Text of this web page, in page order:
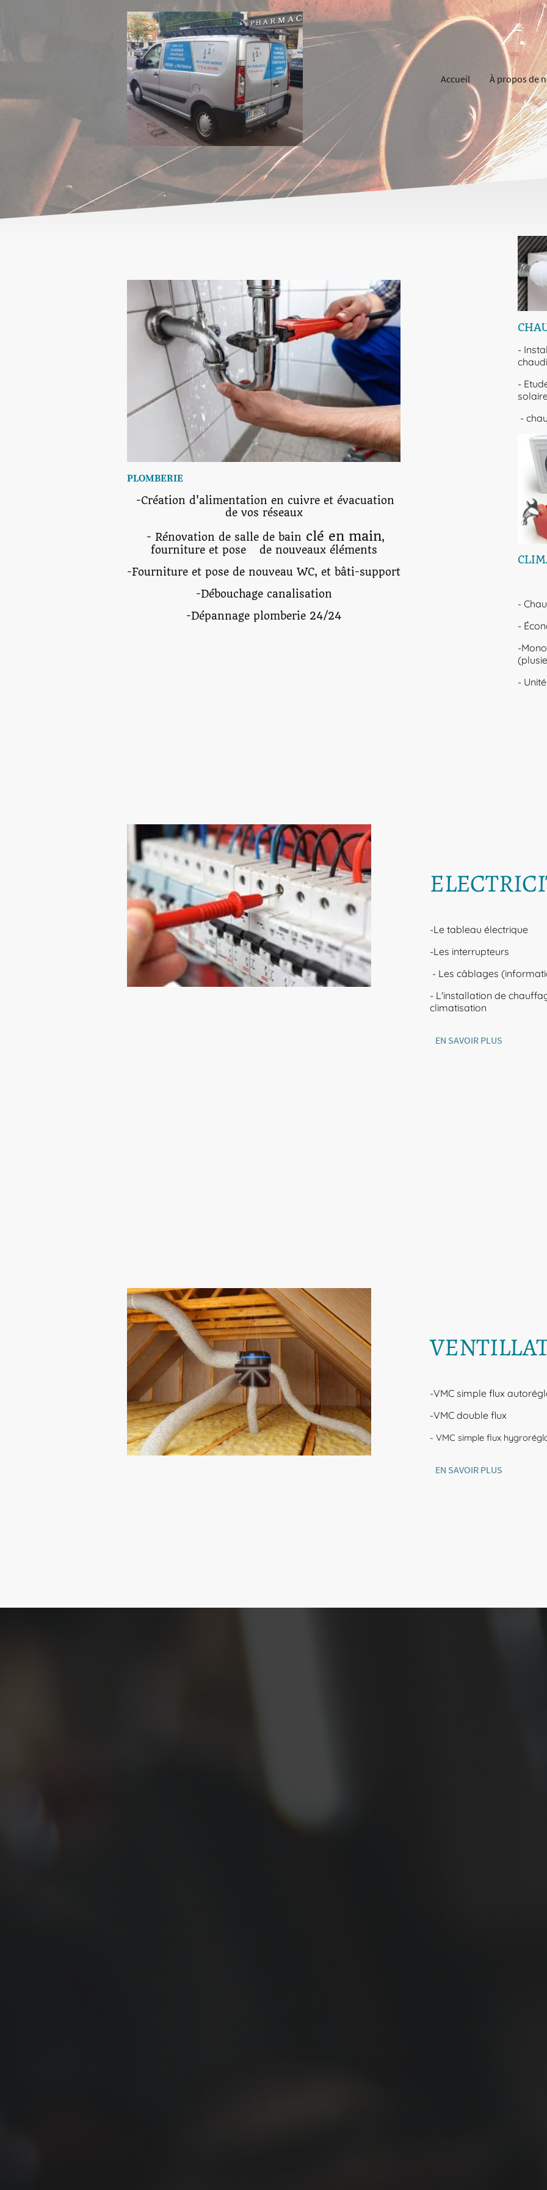
Accueil À propos de
PLOMBERIE
-Création d'alimentation en cuivre et évacuation
de vos réseaux
- Rénovation de salle de bain clé en main,
fourniture et pose de nouveaux éléments
-Fourniture et pose de nouveau WC, et bâti-support
-Débouchage canalisation
-Dépannage plomberie 24/24
-
-
-
-
-
-
-
-Le tableau électrique
-Les interrupteurs
- Les câblages
- L'installation de
climatisation
EN SAVOIR PLUS
-VMC simple flux
-VMC double flux
- VMC simple flux
EN SAVOIR PLUS